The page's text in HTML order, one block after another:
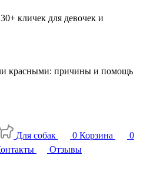
кличек для девочек и
красными: причины и помощь
Для собак 0 Корзина
0
Отзывы